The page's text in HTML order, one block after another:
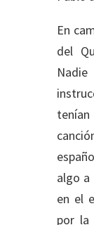
En
del
algo a
en el
por la